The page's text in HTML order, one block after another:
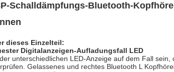
Schalldämpfungs-Bluetooth-
dieses Einzelteil:
Digitalanzeigen-Aufladungsfall LED
unterschiedlichen LED-Anzeige auf dem Fall
Gelassenes und rechtes Bluetooth L